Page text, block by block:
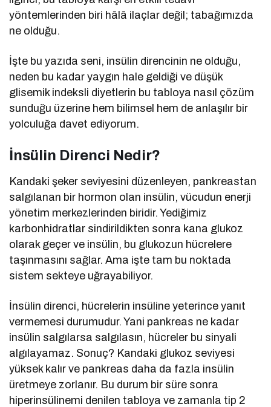
yöntemlerinden biri hâlâ ilaçlar değil; tabağımızda
ne olduğu.
İşte bu yazıda seni, insülin direncinin ne olduğu,
neden bu kadar yaygın hale geldiği ve düşük
glisemik indeksli diyetlerin bu tabloya nasıl çözüm
sunduğu üzerine hem bilimsel hem de anlaşılır bir
yolculuğa davet ediyorum.
İnsülin Direnci Nedir?
Kandaki şeker seviyesini düzenleyen, pankreastan
salgılanan bir hormon olan insülin, vücudun enerji
yönetim merkezlerinden biridir. Yediğimiz
karbonhidratlar sindirildikten sonra kana glukoz
olarak geçer ve insülin, bu glukozun hücrelere
taşınmasını sağlar. Ama işte tam bu noktada
sistem sekteye uğrayabiliyor.
İnsülin direnci, hücrelerin insüline yeterince yanıt
vermemesi durumudur. Yani pankreas ne kadar
insülin salgılarsa salgılasın, hücreler bu sinyali
algılayamaz. Sonuç? Kandaki glukoz seviyesi
yüksek kalır ve pankreas daha da fazla insülin
üretmeye zorlanır. Bu durum bir süre sonra
hiperinsülinemi denilen tabloya ve zamanla tip 2